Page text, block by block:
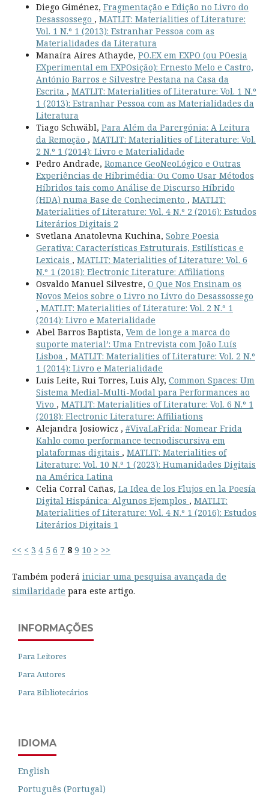
Diego Giménez, Fragmentação e Edição no Livro do
Desassossego , MATLIT: Materialities of Literature:
Vol. 1 N.º 1 (2013): Estranhar Pessoa com as
Materialidades da Literatura
Manaíra Aires Athayde, PO.EX em EXPO (ou POesia
EXperimental em EXPOsição): Ernesto Melo e Castro,
António Barros e Silvestre Pestana na Casa da
Escrita , MATLIT: Materialities of Literature: Vol. 1 N.º
1 (2013): Estranhar Pessoa com as Materialidades da
Literatura
Tiago Schwäbl, Para Além da Parergónia: A Leitura
da Remoção , MATLIT: Materialities of Literature: Vol.
2 N.º 1 (2014): Livro e Materialidade
Pedro Andrade, Romance GeoNeoLógico e Outras
Experiências de Hibrimédia: Ou Como Usar Métodos
Híbridos tais como Análise de Discurso Híbrido
(HDA) numa Base de Conhecimento , MATLIT:
Materialities of Literature: Vol. 4 N.º 2 (2016): Estudos
Literários Digitais 2
Svetlana Anatolevna Kuchina, Sobre Poesia
Gerativa: Características Estruturais, Estilísticas e
Lexicais , MATLIT: Materialities of Literature: Vol. 6
N.º 1 (2018): Electronic Literature: Affiliations
Osvaldo Manuel Silvestre, O Que Nos Ensinam os
Novos Meios sobre o Livro no Livro do Desassossego
, MATLIT: Materialities of Literature: Vol. 2 N.º 1
(2014): Livro e Materialidade
Abel Barros Baptista, Vem de longe a marca do
suporte material’: Uma Entrevista com João Luís
Lisboa , MATLIT: Materialities of Literature: Vol. 2 N.º
1 (2014): Livro e Materialidade
Luis Leite, Rui Torres, Luis Aly, Common Spaces: Um
Sistema Medial-Multi-Modal para Performances ao
Vivo , MATLIT: Materialities of Literature: Vol. 6 N.º 1
(2018): Electronic Literature: Affiliations
Alejandra Josiowicz , #VivaLaFrida: Nomear Frida
Kahlo como performance tecnodiscursiva em
plataformas digitais , MATLIT: Materialities of
Literature: Vol. 10 N.º 1 (2023): Humanidades Digitais
na América Latina
Celia Corral Cañas, La Idea de los Flujos en la Poesía
Digital Hispánica: Algunos Ejemplos , MATLIT:
Materialities of Literature: Vol. 4 N.º 1 (2016): Estudos
Literários Digitais 1
<< < 3 4 5 6 7 8 9 10 > >>
Também poderá iniciar uma pesquisa avançada de
similaridade para este artigo.
INFORMAÇÕES
Para Leitores
Para Autores
Para Bibliotecários
IDIOMA
English
Português (Portugal)